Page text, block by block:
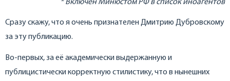
* Включен Минюстом РФ в список иноагентов
Сразу скажу, что я очень признателен Дмитрию Дубровскому
за эту публикацию.
Во-первых, за её академически выдержанную и
публицистически корректную стилистику, что в нынешних